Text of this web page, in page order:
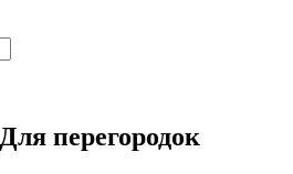
Для перегородок